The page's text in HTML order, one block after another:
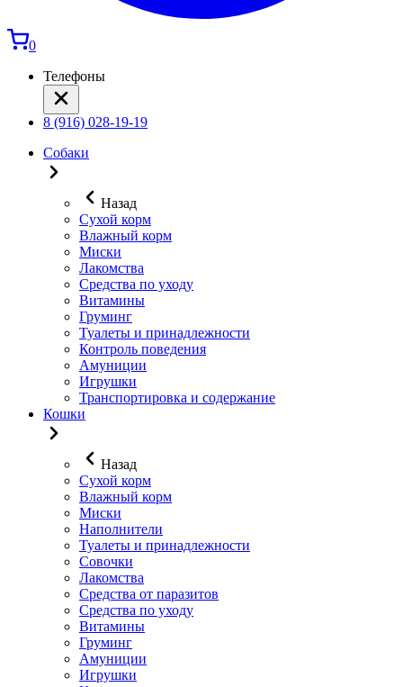
0
Телефоны
8 (916) 028-19-19
Собаки
Назад
Сухой корм
Влажный корм
Миски
Лакомства
Средства по уходу
Витамины
Груминг
Туалеты и принадлежности
Контроль поведения
Амуниции
Игрушки
Транспортировка и содержание
Кошки
Назад
Сухой корм
Влажный корм
Миски
Наполнители
Туалеты и принадлежности
Совочки
Лакомства
Средства от паразитов
Средства по уходу
Витамины
Груминг
Амуниции
Игрушки